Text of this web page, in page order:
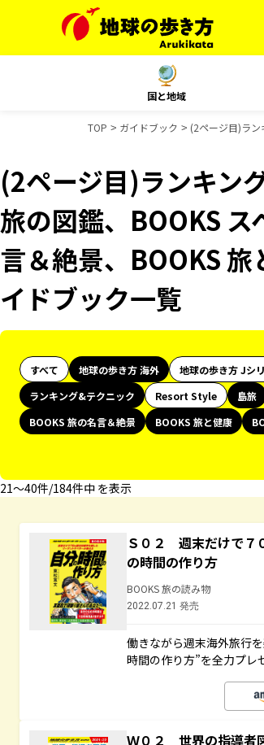
国と地域
TOP ガイドブック (2ページ目)ラン
(2ページ目)ランキン
旅の図鑑、BOOKS
言＆絶景、BOOKS
イドブック一覧
すべて 地球の歩き方 海外 地球の歩き方 Jシ
ランキング&テクニック
Resort Style 島旅
BOOKS 旅の名言＆絶景
BOOKS 旅と健康
21〜40件/184件中 を表示
Ｓ０２ 週末だけで７
の時間の作り方
BOOKS 旅の読み物
2022.07.21 発売
働きながら週末海外旅行
時間の作り方”を全力プレ
Ｗ０２ 世界の指導者